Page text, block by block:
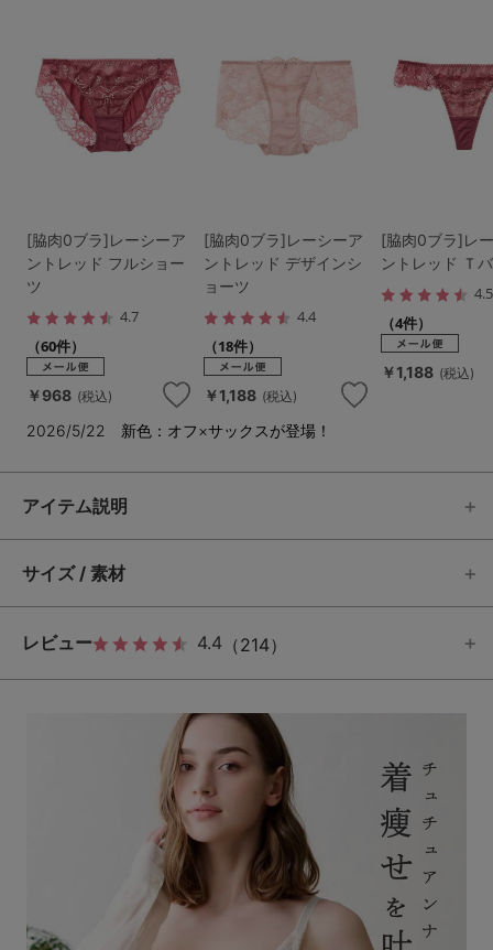
[脇肉0ブラ]レーシーア
ントレッド フルショー
ツ
4.7
（60件）
￥968 (税込)
[脇肉0ブラ]レーシーア
ントレッド デザインシ
ョーツ
4.4
（18件）
￥1,188 (税込)
[脇肉0ブラ]レ
ントレッド Ｔ
4.5
（4件）
￥1,188 (税込)
2026/5/22 新色：オフ×サックスが登場！
アイテム説明
サイズ / 素材
レビュー 4.4 （214）